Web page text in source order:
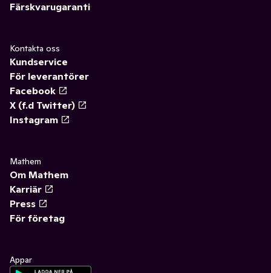
Färskvarugaranti
Kontakta oss
Kundservice
För leverantörer
Facebook
X (f.d Twitter)
Instagram
Mathem
Om Mathem
Karriär
Press
För företag
Appar